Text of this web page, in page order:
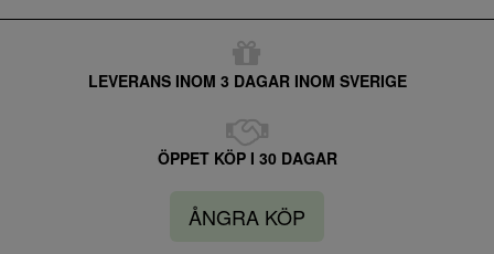
LEVERANS INOM 3 DAGAR INOM SVERIGE
ÖPPET KÖP I 30 DAGAR
ÅNGRA KÖP